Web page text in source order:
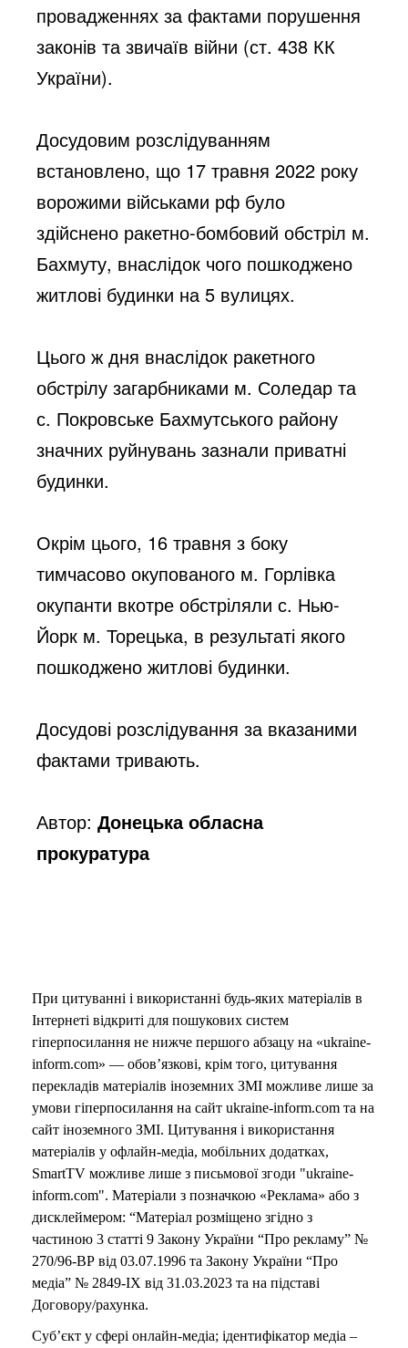
провадженнях за фактами порушення
законів та звичаїв війни (ст. 438 КК
України).
Досудовим розслідуванням
встановлено, що 17 травня 2022 року
ворожими військами рф було
здійснено ракетно-бомбовий обстріл м.
Бахмуту, внаслідок чого пошкоджено
житлові будинки на 5 вулицях.
Цього ж дня внаслідок ракетного
обстрілу загарбниками м. Соледар та
с. Покровське Бахмутського району
значних руйнувань зазнали приватні
будинки.
Окрім цього, 16 травня з боку
тимчасово окупованого м. Горлівка
окупанти вкотре обстріляли с. Нью-
Йорк м. Торецька, в результаті якого
пошкоджено житлові будинки.
Досудові розслідування за вказаними
фактами тривають.
Автор:Донецька обласна
прокуратура
При цитуванні і використанні будь-яких матеріалів в
Інтернеті відкриті для пошукових систем
гіперпосилання не нижче першого абзацу на «ukraine-
inform.com» — обов’язкові, крім того, цитування
перекладів матеріалів іноземних ЗМІ можливе лише за
умови гіперпосилання на сайт ukraine-inform.com та на
сайт іноземного ЗМІ. Цитування і використання
матеріалів у офлайн-медіа, мобільних додатках,
SmartTV можливе лише з письмової згоди "ukraine-
inform.com". Матеріали з позначкою «Реклама» або з
дисклеймером: “Матеріал розміщено згідно з
частиною 3 статті 9 Закону України “Про рекламу” №
270/96-ВР від 03.07.1996 та Закону України “Про
медіа” № 2849-IX від 31.03.2023 та на підставі
Договору/рахунка.
Суб’єкт у сфері онлайн-медіа; ідентифікатор медіа –